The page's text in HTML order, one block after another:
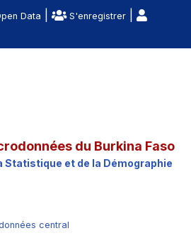
Data S'enregistrer
du Burkina Faso
Statistique et de la Démographie
central